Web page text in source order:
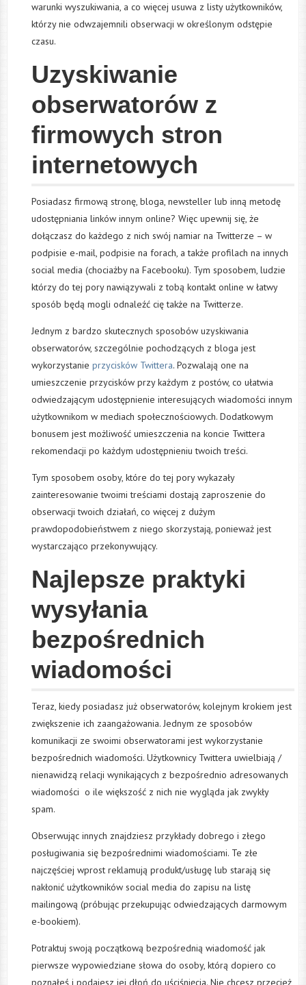
warunki wyszukiwania, a co więcej usuwa z listy użytkowników,
którzy nie odwzajemnili obserwacji w określonym odstępie
czasu.
Uzyskiwanie
obserwatorów z
firmowych stron
internetowych
Posiadasz firmową stronę, bloga, newsteller lub inną metodę
udostępniania linków innym online? Więc upewnij się, że
dołączasz do każdego z nich swój namiar na Twitterze – w
podpisie e-mail, podpisie na forach, a także profilach na innych
social media (chociażby na Facebooku). Tym sposobem, ludzie
którzy do tej pory nawiązywali z tobą kontakt online w łatwy
sposób będą mogli odnaleźć cię także na Twitterze.
Jednym z bardzo skutecznych sposobów uzyskiwania
obserwatorów, szczególnie pochodzących z bloga jest
wykorzystanieprzycisków Twittera. Pozwalają one na
umieszczenie przycisków przy każdym z postów, co ułatwia
odwiedzającym udostępnienie interesujących wiadomości innym
użytkownikom w mediach społecznościowych. Dodatkowym
bonusem jest możliwość umieszczenia na koncie Twittera
rekomendacji po każdym udostępnieniu twoich treści.
Tym sposobem osoby, które do tej pory wykazały
zainteresowanie twoimi treściami dostają zaproszenie do
obserwacji twoich działań, co więcej z dużym
prawdopodobieństwem z niego skorzystają, ponieważ jest
wystarczająco przekonywujący.
Najlepsze praktyki
wysyłania
bezpośrednich
wiadomości
Teraz, kiedy posiadasz już obserwatorów, kolejnym krokiem jest
zwiększenie ich zaangażowania. Jednym ze sposobów
komunikacji ze swoimi obserwatorami jest wykorzystanie
bezpośrednich wiadomości. Użytkownicy Twittera uwielbiają /
nienawidzą relacji wynikających z bezpośrednio adresowanych
wiadomości o ile większość z nich nie wygląda jak zwykły
spam.
Obserwując innych znajdziesz przykłady dobrego i złego
posługiwania się bezpośrednimi wiadomościami. Te złe
najczęściej wprost reklamują produkt/usługę lub starają się
nakłonić użytkowników social media do zapisu na listę
mailingową (próbując przekupując odwiedzających darmowym
e-bookiem).
Potraktuj swoją początkową bezpośrednią wiadomość jak
pierwsze wypowiedziane słowa do osoby, którą dopiero co
poznałeś i podajesz jej dłoń do uściśnięcia. Nie chcesz przecież